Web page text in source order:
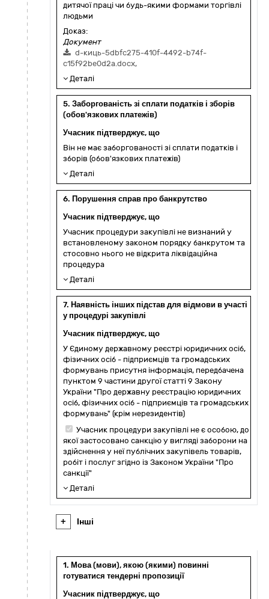
дитячої праці чи будь-якими формами торгівлі
людьми
Доказ:
Документ
d-киць-5dbfc275-410f-4492-b74f-
c15f92be0d2a.docx,
Деталі
5. Заборгованість зі сплати податків і зборів
(обов'язкових платежів)
Учасник підтверджує, що
Він не має заборгованості зі сплати податків і
зборів (обов'язкових платежів)
Деталі
6. Порушення справ про банкрутство
Учасник підтверджує, що
Учасник процедури закупівлі не визнаний у
встановленому законом порядку банкрутом та
стосовно нього не відкрита ліквідаційна
процедура
Деталі
7. Наявність інших підстав для відмови в участі
у процедурі закупівлі
Учасник підтверджує, що
У Єдиному державному реєстрі юридичних осіб,
фізичних осіб - підприємців та громадських
формувань присутня інформація, передбачена
пунктом 9 частини другої статті 9 Закону
України "Про державну реєстрацію юридичних
осіб, фізичних осіб - підприємців та громадських
формувань" (крім нерезидентів)
Учасник процедури закупівлі не є особою, до
якої застосовано санкцію у вигляді заборони на
здійснення у неї публічних закупівель товарів,
робіт і послуг згідно із Законом України "Про
санкції"
Деталі
+ Інші
1. Мова (мови), якою (якими) повинні
готуватися тендерні пропозиції
Учасник підтверджує, що